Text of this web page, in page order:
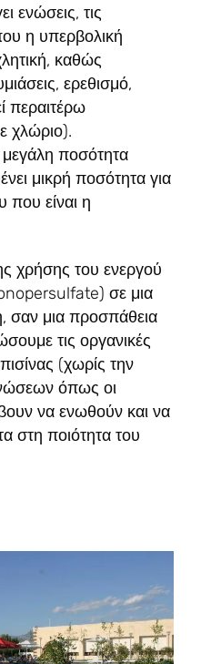
ενώσεις, τις
η υπερβολική
καθώς
ερεθισμό,
περαιτέρω
χλώριο).
ποσότητα
μικρή ποσότητα για
που είναι η
χρήσης του ενεργού
σε μια
σαν μια προσπάθεια
τις οργανικές
(χωρίς την
όπως οι
να ενωθούν και να
στη ποιότητα του